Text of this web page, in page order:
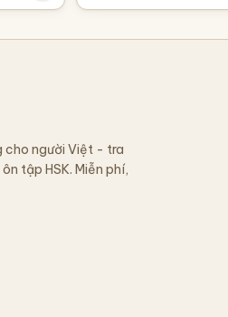
cho người Việt - tra
tập HSK. Miễn phí,